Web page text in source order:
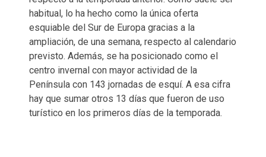
habitual, lo ha hecho como la única oferta
esquiable del Sur de Europa gracias a la
ampliación, de una semana, respecto al calendario
previsto. Además, se ha posicionado como el
centro invernal con mayor actividad de la
Península con 143 jornadas de esquí. A esa cifra
hay que sumar otros 13 días que fueron de uso
turístico en los primeros días de la temporada.